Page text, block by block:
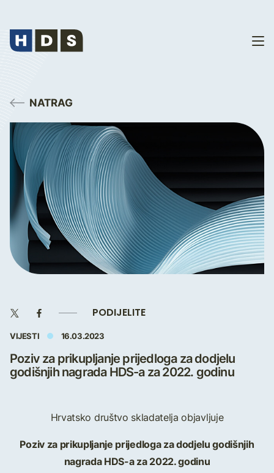
NATRAG
PODIJELITE
VIJESTI 16.03.2023
Poziv za prikupljanje prijedloga za dodjelu
godišnjih nagrada HDS-a za 2022. godinu
Hrvatsko društvo skladatelja objavljuje
Poziv za prikupljanje prijedloga za dodjelu godišnjih
nagrada HDS-a za 2022. godinu